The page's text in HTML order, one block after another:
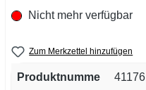
Nicht mehr verfügbar
Zum Merkzettel hinzufügen
Produktnumme
41176